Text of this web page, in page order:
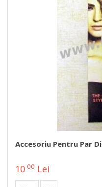
Accesoriu Pentru Par
10 00 Lei